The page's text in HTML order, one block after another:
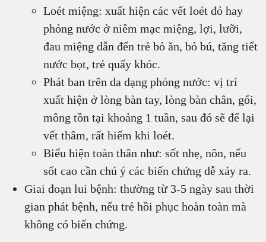
Loét miệng: xuất hiện các vết loét đỏ hay
phỏng nước ở niêm mạc miệng, lợi, lưỡi,
đau miệng dẫn đến trẻ bỏ ăn, bỏ bú, tăng tiết
nước bọt, trẻ quấy khóc.
Phát ban trên da dạng phỏng nước: vị trí
xuất hiện ở lòng bàn tay, lòng bàn chân, gối,
mông tồn tại khoảng 1 tuần, sau đó sẽ để lại
vết thâm, rất hiếm khi loét.
Biểu hiện toàn thân như: sốt nhẹ, nôn, nếu
sốt cao cần chú ý các biến chứng dễ xảy ra.
Giai đoạn lui bệnh: thường từ 3-5 ngày sau thời
gian phát bệnh, nếu trẻ hồi phục hoàn toàn mà
không có biến chứng.